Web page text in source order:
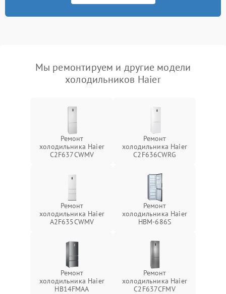
Мы ремонтируем и другие модели
холодильников Haier
Ремонт
холодильника Haier
C2F637CWMV
Ремонт
холодильника Haier
C2F636CWRG
Ремонт
холодильника Haier
A2F635CWMV
Ремонт
холодильника Haier
HBM-686S
Ремонт
холодильника Haier
HB14FMAA
Ремонт
холодильника Haier
C2F637CFMV